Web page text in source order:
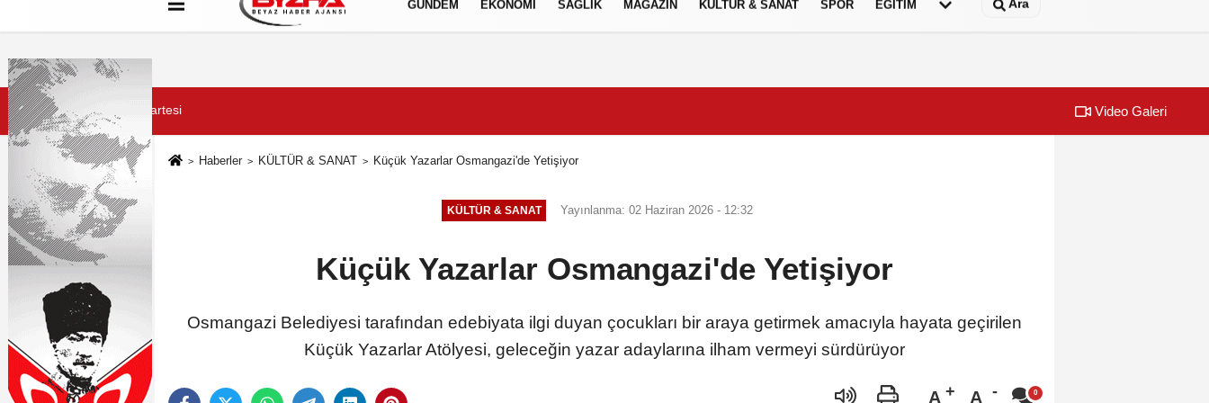
Hakkımızda Künye Çerez Politikası
GÜNDEM EKONOMİ SAĞLIK MAGAZİN KÜLTÜR & SANAT SPOR EĞİTİM Ara
8 Ağustos 2026, Cumartesi Video Galeri
Haberler KÜLTÜR & SANAT Küçük Yazarlar Osmangazi'de Yetişiyor
KÜLTÜR & SANAT Yayınlanma: 02 Haziran 2026 - 12:32
Küçük Yazarlar Osmangazi'de Yetişiyor
Osmangazi Belediyesi tarafından edebiyata ilgi duyan çocukları bir araya getirmek amacıyla hayata geçirilen
Küçük Yazarlar Atölyesi, geleceğin yazar adaylarına ilham vermeyi sürdürüyor
A A